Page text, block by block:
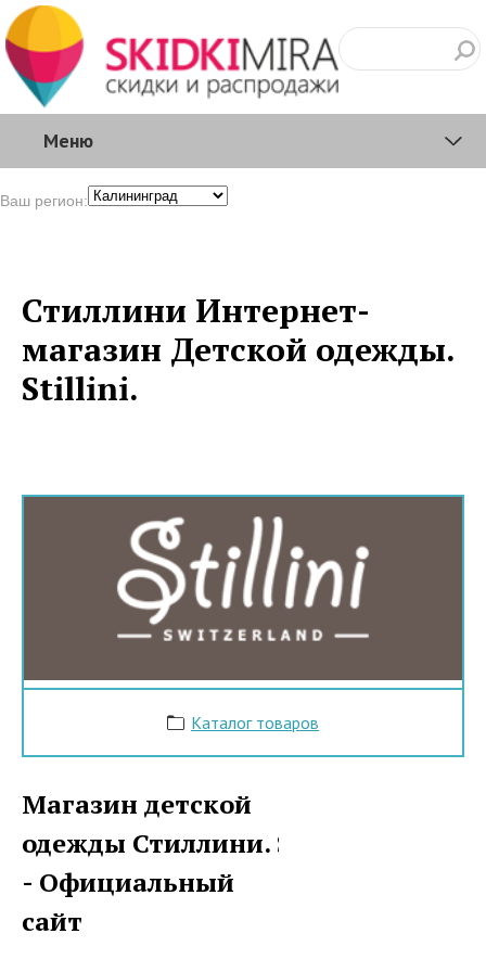
Меню
Ваш регион:
Стиллини Интернет-
магазин Детской одежды.
Stillini.
Каталог товаров
Магазин детской
одежды Стиллини. Stillini
- Официальный
сайт